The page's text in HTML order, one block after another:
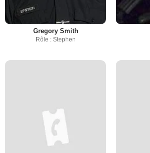
Gregory Smith
Rôle : Stephen